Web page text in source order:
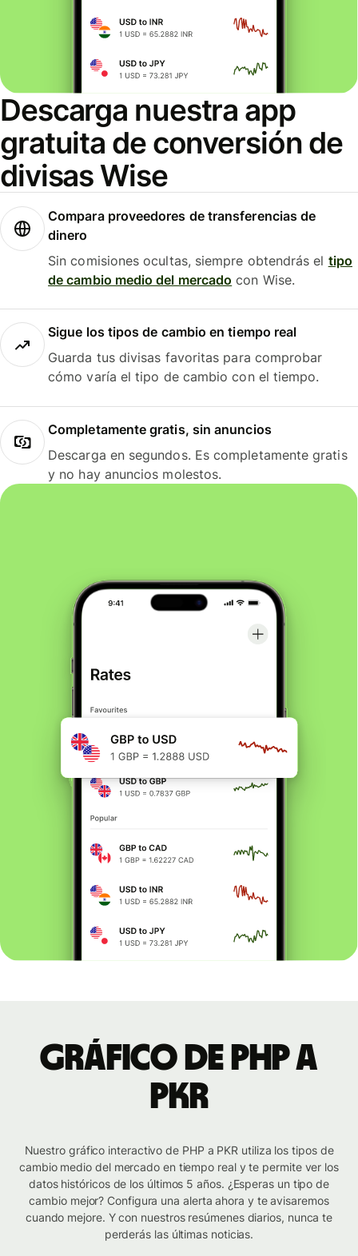
Descarga nuestra app
gratuita de conversión de
divisas Wise
Compara proveedores de transferencias de
dinero
Sin comisiones ocultas, siempre obtendrás el tipo
de cambio medio del mercado con Wise.
Sigue los tipos de cambio en tiempo real
Guarda tus divisas favoritas para comprobar
cómo varía el tipo de cambio con el tiempo.
Completamente gratis, sin anuncios
Descarga en segundos. Es completamente gratis
y no hay anuncios molestos.
Gráfico de PHP a
PKR
Nuestro gráfico interactivo de PHP a PKR utiliza los tipos de
cambio medio del mercado en tiempo real y te permite ver los
datos históricos de los últimos 5 años. ¿Esperas un tipo de
cambio mejor? Configura una alerta ahora y te avisaremos
cuando mejore. Y con nuestros resúmenes diarios, nunca te
perderás las últimas noticias.